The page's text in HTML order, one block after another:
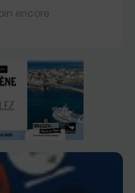
encore